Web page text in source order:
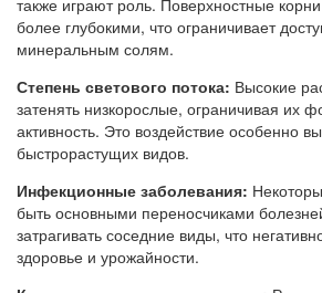
более глубокими, что ограничивает
минеральным солям.
Степень светового потока: Высокие
затенять низкорослые, ограничивая их
активность. Это воздействие особенно
быстрорастущих видов.
Инфекционные заболевания:
быть основными переносчиками
затрагивать соседние виды, что
здоровье и урожайности.